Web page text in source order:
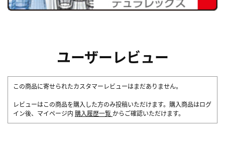
ユーザーレビュー
この商品に寄せられたカスタマーレビューはまだありません。
レビューはこの商品を購入した方のみ投稿いただけます。購入商品はログ
イン後、マイページ内 購入履歴一覧 からご確認いただけます。